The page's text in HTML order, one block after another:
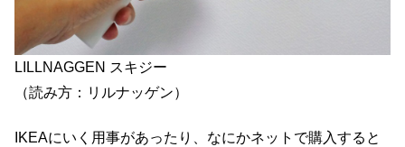
LILLNAGGEN スキジー
（読み方：リルナッゲン）
IKEAにいく用事があったり、なにかネットで購入すると